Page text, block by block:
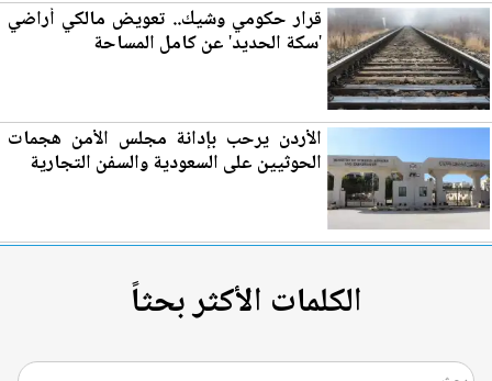
قرار حكومي وشيك.. تعويض مالكي أراضي
'سكة الحديد' عن كامل المساحة
الأردن يرحب بإدانة مجلس الأمن هجمات
الحوثيين على السعودية والسفن التجارية
الكلمات الأكثر بحثاً